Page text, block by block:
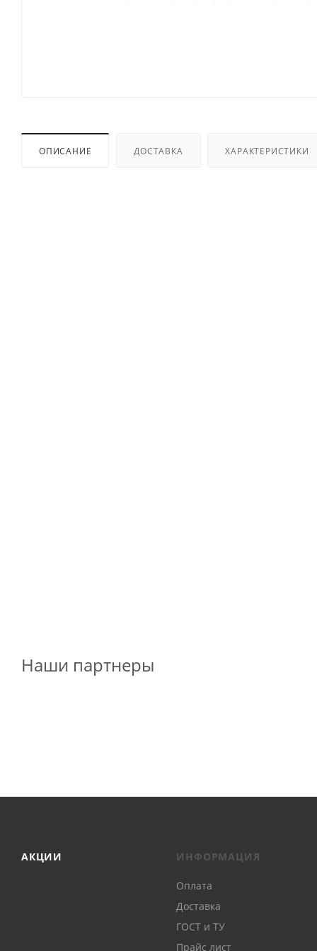
ОПИСАНИЕ ДОСТАВКА ХАРАКТЕРИСТИКИ
Наши партнеры
АКЦИИ ИНФОРМАЦИЯ
Оплата
Доставка
ГОСТ и ТУ
Прайс лист